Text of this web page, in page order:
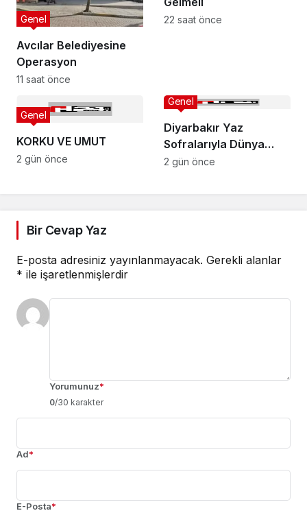
Avcılar Belediyesine
Operasyon
Genel
11 saat önce
22 saat önce
KORKU VE UMUT
Genel
2 gün önce
Diyarbakır Yaz
Sofralarıyla Dünya
Turizmine Göz Kırpıyor
Genel
2 gün önce
Bir Cevap Yaz
E-posta adresiniz yayınlanmayacak. Gerekli alanlar
* ile işaretlenmişlerdir
Yorumunuz*
0/30 karakter
Ad*
E-Posta*